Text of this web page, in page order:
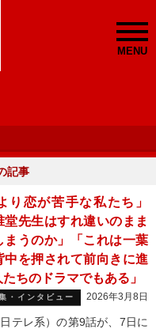
MENU
記事
り恋が苦手な私たち」
堂先生はすれ違いのまま
まうのか」「これは一葉
中を押されて前向きに進
ちのドラマでもある」
・インタビュー 2026年3月8日
テレ系）の第9話が、7日に